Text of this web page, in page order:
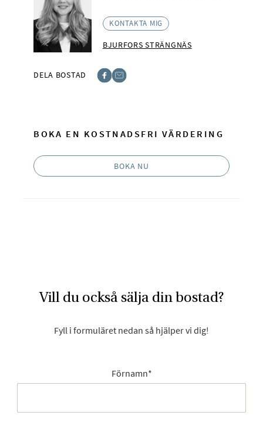
KONTAKTA MIG
BJURFORS STRÄNGNÄS
DELA BOSTAD
BOKA EN KOSTNADSFRI VÄRDERING
BOKA NU
Vill du också sälja din bostad?
Fyll i formuläret nedan så hjälper vi dig!
Förnamn*